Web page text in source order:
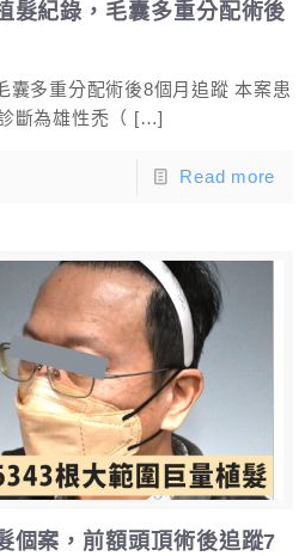
髮紀錄，毛囊多重分配術後
囊多重分配術後8個月追蹤 本案患
斷為雄性禿（ […]
Read more
個案，前額頭頂術後追蹤7